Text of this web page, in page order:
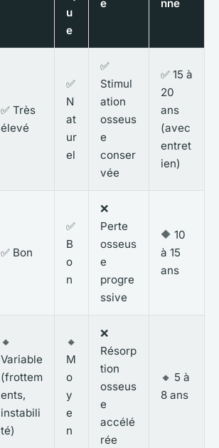
u
e
e
nne
✅ Très
élevé
✅
N
at
ur
el
✅
Stimul
ation
osseus
e
conser
vée
✅ 15 à
20
ans
(avec
entret
ien)
✅ Bon
✅
B
o
n
❌
Perte
osseus
e
progre
ssive
🔶 10
à 15
ans
🔸
Variable
(frottem
ents,
instabili
té)
🔸
M
o
y
e
n
❌
Résorp
tion
osseus
e
accélé
rée
🔸 5 à
8 ans